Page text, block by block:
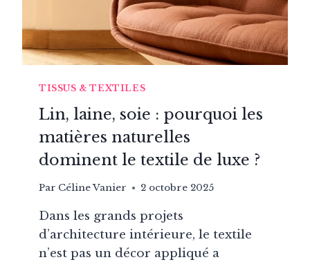
DE
CE
STYLE
INTEMPOREL
DANS
DÉCORATION
TISSUS & TEXTILES
Lin, laine, soie : pourquoi les
matières naturelles
dominent le textile de luxe ?
Par Céline Vanier 2 octobre 2025
Dans les grands projets
d’architecture intérieure, le textile
n’est pas un décor appliqué a